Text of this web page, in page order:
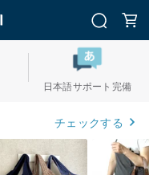
日本語サポート完備
チェックする